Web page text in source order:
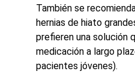
También se
hernias de hiato
prefieren una solución
medicación a largo
pacientes jóvenes).